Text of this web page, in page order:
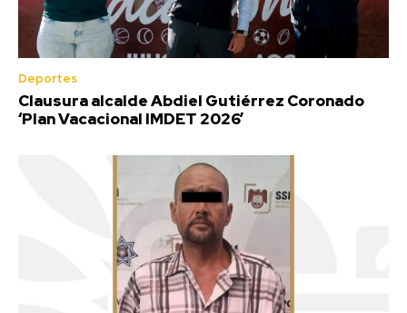
Deportes
Clausura alcalde Abdiel Gutiérrez Coronado
‘Plan Vacacional IMDET 2026’